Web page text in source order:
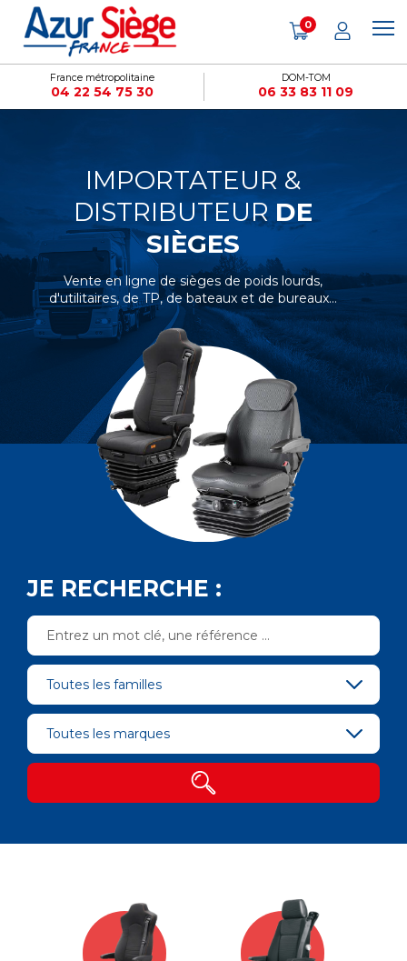
France métropolitaine
04 22 54 75 30
DOM-TOM
06 33 83 11 09
0
IMPORTATEUR &
DISTRIBUTEURDE
SIÈGES
Vente en ligne de sièges de poids lourds,
d'utilitaires, de TP, de bateaux et de bureaux...
JE RECHERCHE :
Panneau de gestion des cookies